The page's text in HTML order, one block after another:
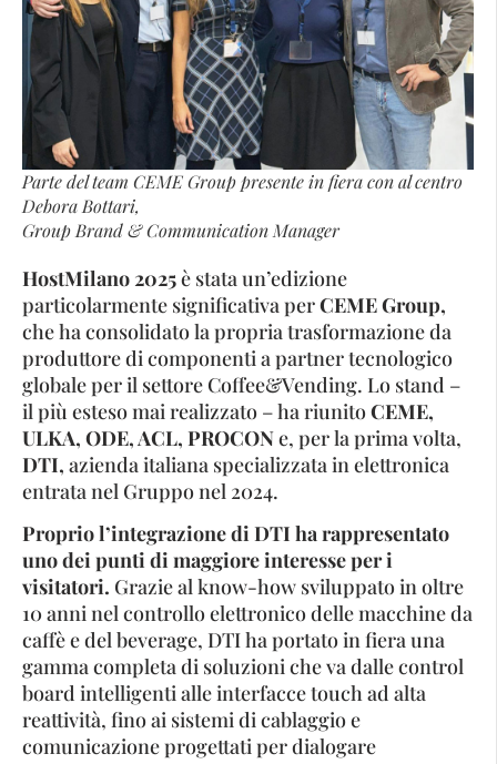
Parte del team CEME Group presente in fiera con al centro
Debora Bottari,
Group Brand & Communication Manager
HostMilano 2025è stata un’edizione
particolarmente significativa perCEME Group,
che ha consolidato la propria trasformazione da
produttore di componenti a partner tecnologico
globale per il settore Coffee&Vending. Lo stand –
il più esteso mai realizzato – ha riunitoCEME,
ULKA, ODE, ACL, PROCONe, per la prima volta,
DTI, azienda italiana specializzata in elettronica
entrata nel Gruppo nel 2024.
Proprio l’integrazione di DTI ha rappresentato
uno dei punti di maggiore interesse per i
visitatori. Grazie al know-how sviluppato in oltre
10 anni nel controllo elettronico delle macchine da
caffè e del beverage, DTI ha portato in fiera una
gamma completa di soluzioni che va dalle control
board intelligenti alle interfacce touch ad alta
reattività, fino ai sistemi di cablaggio e
comunicazione progettati per dialogare